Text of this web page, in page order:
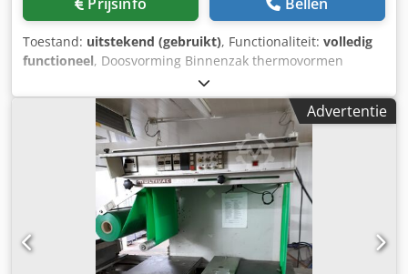
Italiaanse apparatuur, die zorgt voor snel, esthetisch en
beantwoorden wij die graag. Dcodpfxozg Ezdj Ahtjk
Toestand: uitstekend (gebruikt), Functionaliteit: volledig
functioneel, Doosvorming Binnenzak thermovormen
Deegvulling Bovenvulling Verzegelen Dcedpfeu Ivdtex Ahtjk
Advertentie